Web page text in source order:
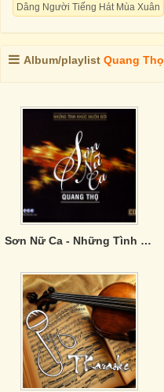
Dâng Người Tiếng Hát Mùa Xuân
Album/playlist Quang Thọ
Sơn Nữ Ca - Những Tình Khúc Muôn Đời